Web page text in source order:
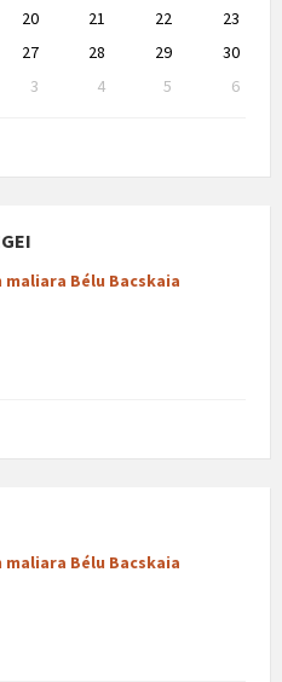
20 21 22
23
27 28 29
30
3 4 5
6
Bélu Bacskaia
Bélu Bacskaia